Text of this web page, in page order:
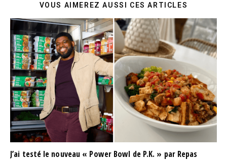
VOUS AIMEREZ AUSSI CES ARTICLES
J’ai testé le nouveau « Power Bowl de P.K. » par Repas